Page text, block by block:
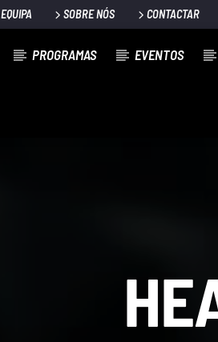
EQUIPA SOBRE NÓS CONTACTAR
PROGRAMAS EVENTOS